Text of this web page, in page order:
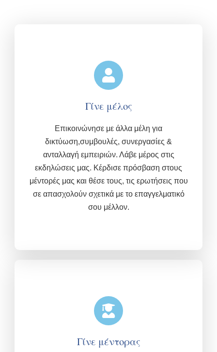
Γίνε μέλος
Επικοινώνησε με άλλα μέλη για
δικτύωση,συμβουλές, συνεργασίες &
ανταλλαγή εμπειριών. Λάβε μέρος στις
εκδηλώσεις μας. Κέρδισε πρόσβαση στους
μέντορές μας και θέσε τους, τις ερωτήσεις που
σε απασχολούν σχετικά με το επαγγελματικό
σου μέλλον.
Γίνε μέντορας